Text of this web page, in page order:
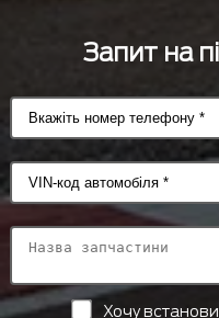
Запит на
Хочу